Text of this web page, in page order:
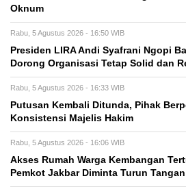
Oknum
Rabu, 5 Agustus 2026 - 16:50 WIB
Presiden LIRA Andi Syafrani Ngopi
Dorong Organisasi Tetap Solid dan
Rabu, 5 Agustus 2026 - 16:33 WIB
Putusan Kembali Ditunda, Pihak
Konsistensi Majelis Hakim
Rabu, 5 Agustus 2026 - 16:06 WIB
Akses Rumah Warga Kembangan
Pemkot Jakbar Diminta Turun Tangan